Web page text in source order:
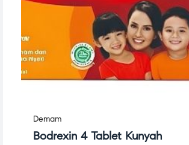
Demam
Bodrexin 4 Tablet Kunyah